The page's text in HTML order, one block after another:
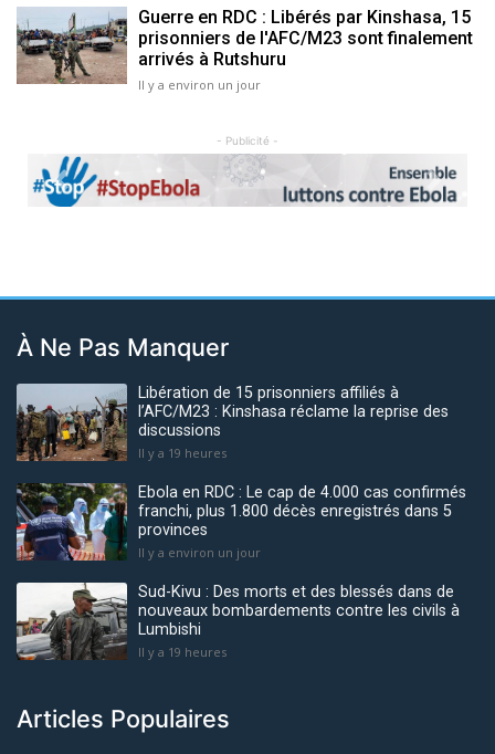
Guerre en RDC : Libérés par Kinshasa, 15
prisonniers de l'AFC/M23 sont finalement
arrivés à Rutshuru
Il y a environ un jour
- Publicité -
Previous Next
À Ne Pas Manquer
Libération de 15 prisonniers affiliés à
l’AFC/M23 : Kinshasa réclame la reprise des
discussions
Il y a 19 heures
Ebola en RDC : Le cap de 4.000 cas confirmés
franchi, plus 1.800 décès enregistrés dans 5
provinces
Il y a environ un jour
Sud-Kivu : Des morts et des blessés dans de
nouveaux bombardements contre les civils à
Lumbishi
Il y a 19 heures
Articles Populaires